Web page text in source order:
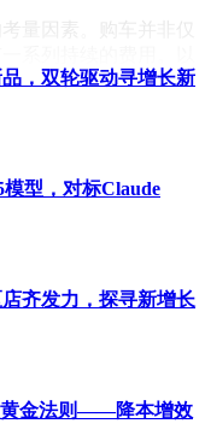
量因素。购车并非仅
年的保险费用大致在
程和保养项目的不同
元左右。所以，在
和储蓄状况进行详细
费用，避免因购车给
行主要是城市通勤，
择。这类车型停车方
需要长途旅行或者家
求。它们拥有宽敞
让长途旅行不再疲
，双轮驱动寻增长新
型，对标Claude
齐发力，探寻新增长
黄金法则——降本增效